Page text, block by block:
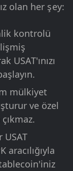
olan her şey:
kontrolü
USAT'ınızı
mülkiyet
ve özel
USAT
aracılığıyla